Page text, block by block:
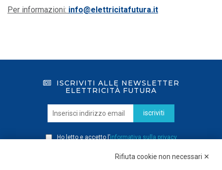
Per informazioni: info@elettricitafutura.it
ISCRIVITI ALLE NEWSLETTER
ELETTRICITÀ FUTURA
iscriviti
Ho letto e accetto l’informativa sulla privacy
Rifiuta cookie non necessari ✕